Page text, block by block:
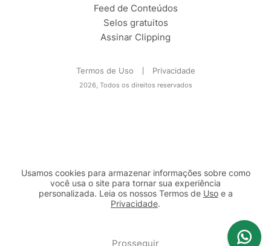
Feed de Conteúdos
Selos gratuitos
Assinar Clipping
Termos de Uso Privacidade
2026, Todos os direitos reservados
Usamos cookies para armazenar informações sobre como
você usa o site para tornar sua experiência
personalizada. Leia os nossos Termos de Usoe a
Privacidade.
Prosseguir